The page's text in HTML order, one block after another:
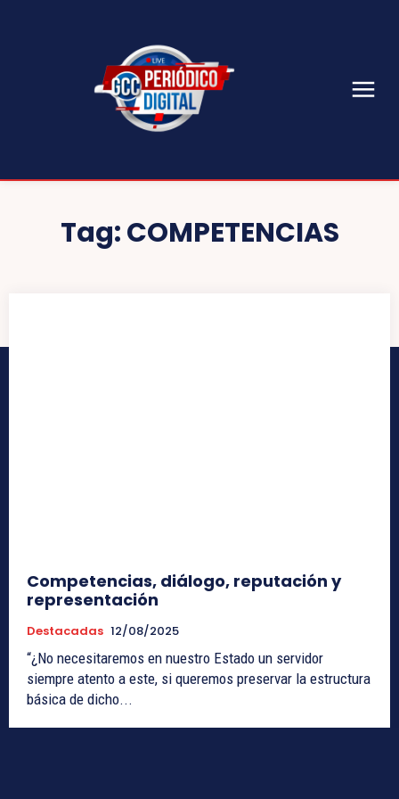
Tag:COMPETENCIAS
Competencias, diálogo, reputación y
representación
Destacadas 12/08/2025
“¿No necesitaremos en nuestro Estado un servidor
siempre atento a este, si queremos preservar la estructura
básica de dicho...